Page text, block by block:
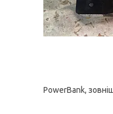
PowerBank,